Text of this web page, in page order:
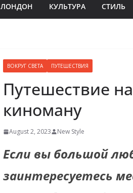
ЛОНДОН КУЛЬТУРА СТИЛЬ
ВОКРУГ СВЕТА ПУТЕШЕСТВИЯ
Путешествие
киноману
August 2, 2023 New Style
Если вы большой
заинтересуетесь